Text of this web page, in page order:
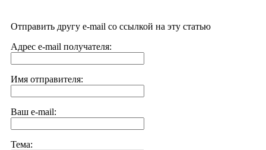
Отправить другу e-mail со ссылкой на эту статью
Адрес e-mail получателя:
Имя отправителя:
Ваш e-mail:
Тема: